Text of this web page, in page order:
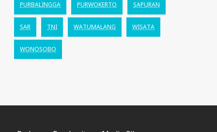
PURBALINGGA PURWOKERTO SAPURAN
SAR TNI WATUMALANG WISATA
WONOSOBO